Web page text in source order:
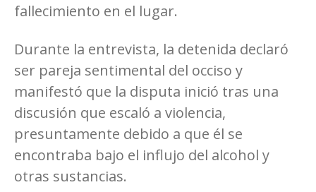
fallecimiento en el lugar.
Durante la entrevista, la detenida declaró
ser pareja sentimental del occiso y
manifestó que la disputa inició tras una
discusión que escaló a violencia,
presuntamente debido a que él se
encontraba bajo el influjo del alcohol y
otras sustancias.